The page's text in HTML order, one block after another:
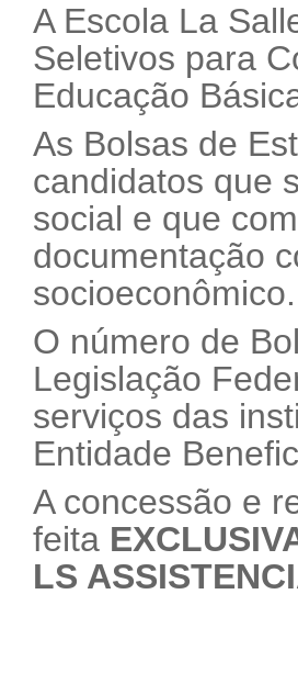
A Escola La
Seletivos para
Educação
As Bolsas de
candidatos que
social e que
documentação
socioeconômico.
O número de
Legislação
serviços das
Entidade
A concessão e
feita
LS